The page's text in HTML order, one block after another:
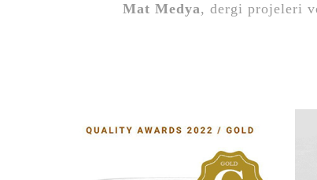
Mat Medya, dergi projeleri